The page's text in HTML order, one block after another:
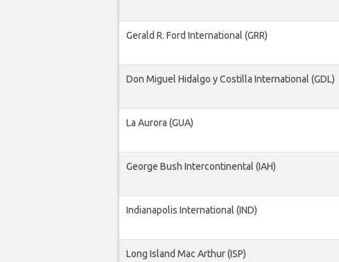
Gerald R. Ford International (GRR)
Don Miguel Hidalgo y Costilla International (GDL)
La Aurora (GUA)
George Bush Intercontinental (IAH)
Indianapolis International (IND)
Long Island Mac Arthur (ISP)